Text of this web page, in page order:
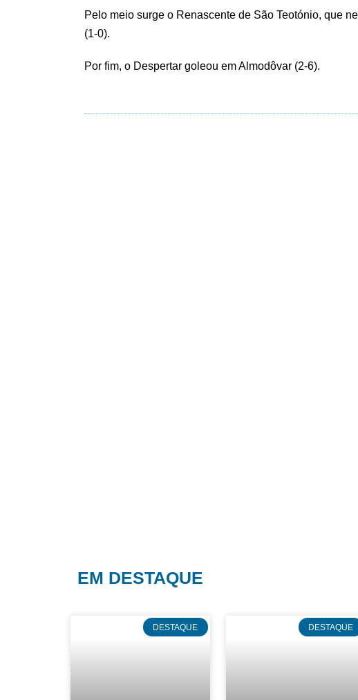
Pelo meio surge o Renascente de São Teotónio, que
(1-0).
Por fim, o Despertar goleou em Almodôvar (2-6).
EM DESTAQUE
DESTAQUE DESTAQUE